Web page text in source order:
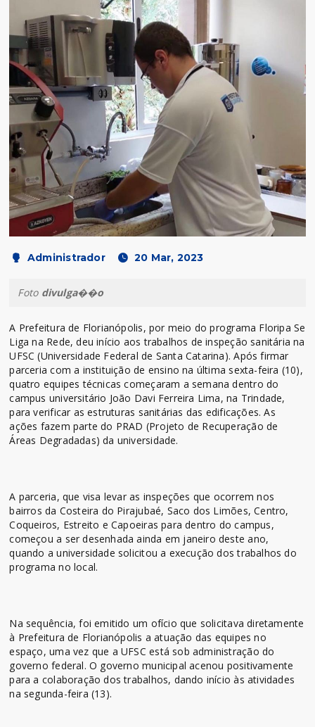
Administrador 20 Mar, 2023
Foto divulga��o
A Prefeitura de Florianópolis, por meio do programa Floripa Se
Liga na Rede, deu início aos trabalhos de inspeção sanitária na
UFSC (Universidade Federal de Santa Catarina). Após firmar
parceria com a instituição de ensino na última sexta-feira (10),
quatro equipes técnicas começaram a semana dentro do
campus universitário João Davi Ferreira Lima, na Trindade,
para verificar as estruturas sanitárias das edificações. As
ações fazem parte do PRAD (Projeto de Recuperação de
Áreas Degradadas) da universidade.
A parceria, que visa levar as inspeções que ocorrem nos
bairros da Costeira do Pirajubaé, Saco dos Limões, Centro,
Coqueiros, Estreito e Capoeiras para dentro do campus,
começou a ser desenhada ainda em janeiro deste ano,
quando a universidade solicitou a execução dos trabalhos do
programa no local.
Na sequência, foi emitido um ofício que solicitava diretamente
à Prefeitura de Florianópolis a atuação das equipes no
espaço, uma vez que a UFSC está sob administração do
governo federal. O governo municipal acenou positivamente
para a colaboração dos trabalhos, dando início às atividades
na segunda-feira (13).